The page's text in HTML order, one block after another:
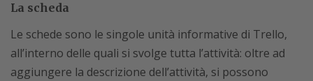
La scheda
Le schede sono le singole unità informative di Trello,
all’interno delle quali si svolge tutta l’attività: oltre ad
aggiungere la descrizione dell’attività, si possono